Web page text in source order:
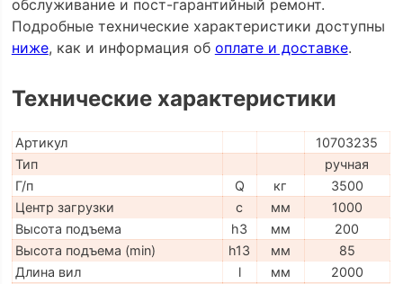
обслуживание и пост-гарантийный ремонт.
Подробные технические характеристики доступны
ниже, как и информация об оплате и доставке.
Технические характеристики
Артикул
10703235
Тип
ручная
Г/п
Q кг
3500
Центр загрузки
c мм
1000
Высота подъема
h3 мм
200
Высота подъема (min)
h13 мм
85
Длина вил
l мм
2000